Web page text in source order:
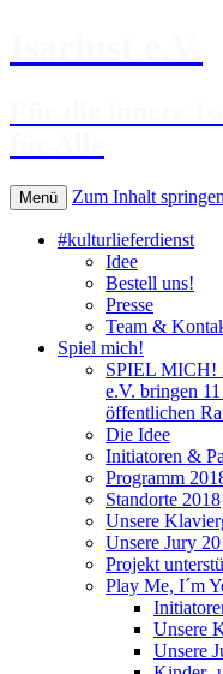
Menü Zum Inhalt springen
#kulturlieferdienst
Idee
Bestell uns!
Presse
Team &
Spiel mich!
SPIEL MICH!
e.V. bringen
öffentlichen
Die Idee
Initiatoren &
Programm
Standorte 2018
Unsere
Unsere Jury
Projekt
Play Me, I´m
Unsere
Unsere